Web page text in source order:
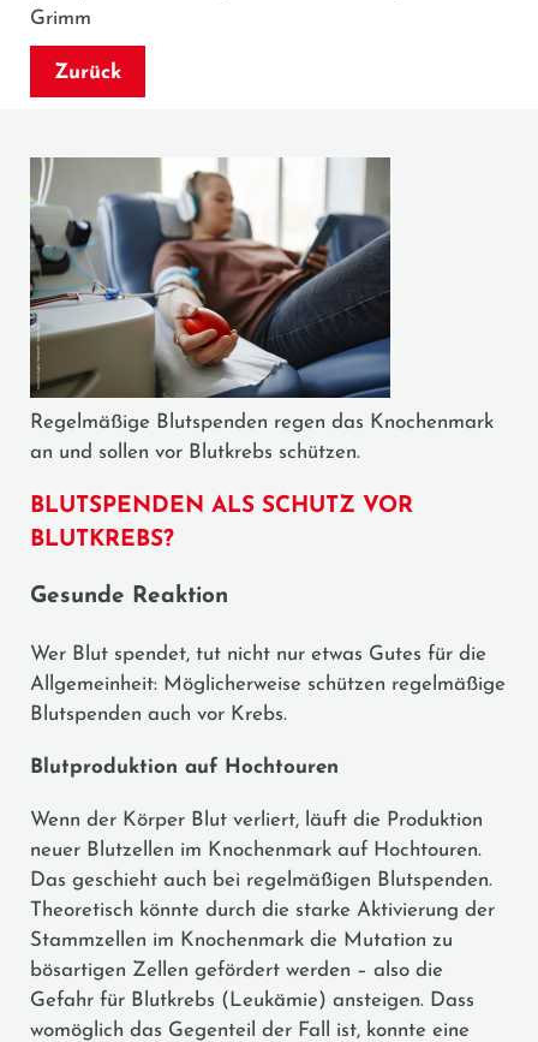
Grimm
Zurück
Regelmäßige Blutspenden regen das Knochenmark
an und sollen vor Blutkrebs schützen.
BLUTSPENDEN ALS SCHUTZ VOR
BLUTKREBS?
Gesunde Reaktion
Wer Blut spendet, tut nicht nur etwas Gutes für die
Allgemeinheit: Möglicherweise schützen regelmäßige
Blutspenden auch vor Krebs.
Blutproduktion auf Hochtouren
Wenn der Körper Blut verliert, läuft die Produktion
neuer Blutzellen im Knochenmark auf Hochtouren.
Das geschieht auch bei regelmäßigen Blutspenden.
Theoretisch könnte durch die starke Aktivierung der
Stammzellen im Knochenmark die Mutation zu
bösartigen Zellen gefördert werden – also die
Gefahr für Blutkrebs (Leukämie) ansteigen. Dass
womöglich das Gegenteil der Fall ist, konnte eine